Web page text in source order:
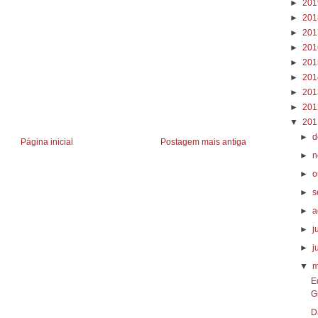
Postagem mais antiga
Página inicial
►
►
►
►
►
►
►
►
▼
►
►
►
►
►
►
►
▼